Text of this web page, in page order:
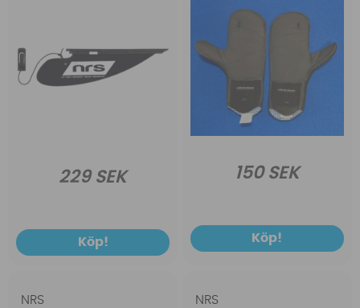
229 SEK
Köp!
150 SEK
Köp!
NRS NRS